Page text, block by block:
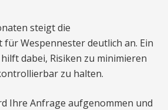
steigt die
für Wespennester deutlich an. Ein
dabei, Risiken zu minimieren
zu halten.
Ihre Anfrage aufgenommen und